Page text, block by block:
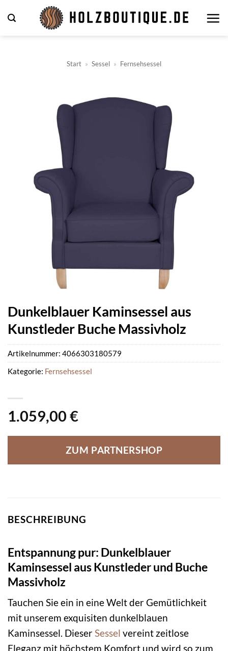
Inhalt
Start » Sessel » Fernsehsessel
Dunkelblauer Kaminsessel aus
Kunstleder Buche Massivholz
1.059,00 €
ZUM PARTNERSHOP
Artikelnummer: 4066303180579
Kategorie: Fernsehsessel
BESCHREIBUNG
Entspannung pur: Dunkelblauer
Kaminsessel aus Kunstleder und Buche
Massivholz
Tauchen Sie ein in eine Welt der Gemütlichkeit
mit unserem exquisiten dunkelblauen
Kaminsessel. DieserSessel vereint zeitlose
Eleganz mit höchstem Komfort und wird so zum